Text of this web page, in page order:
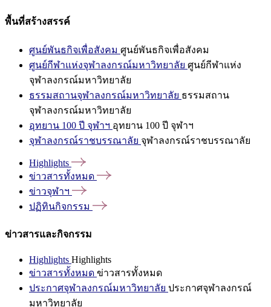
พื้นที่สร้างสรรค์
ศูนย์พันธกิจเพื่อสังคม ศูนย์พันธกิจเพื่อสังคม
ศูนย์กีฬาแห่งจุฬาลงกรณ์มหาวิทยาลัย ศูนย์กีฬาแห่ง
จุฬาลงกรณ์มหาวิทยาลัย
ธรรมสถานจุฬาลงกรณ์มหาวิทยาลัย ธรรมสถาน
จุฬาลงกรณ์มหาวิทยาลัย
อุทยาน 100 ปี จุฬาฯ อุทยาน 100 ปี จุฬาฯ
จุฬาลงกรณ์ราชบรรณาลัย จุฬาลงกรณ์ราชบรรณาลัย
Highlights
ข่าวสารทั้งหมด
ข่าวจุฬาฯ
ปฏิทินกิจกรรม
ข่าวสารและกิจกรรม
Highlights Highlights
ข่าวสารทั้งหมด ข่าวสารทั้งหมด
ประกาศจุฬาลงกรณ์มหาวิทยาลัย ประกาศจุฬาลงกรณ์
มหาวิทยาลัย